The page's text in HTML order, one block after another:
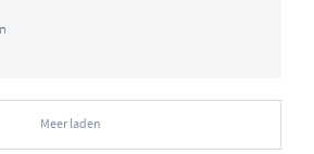
Meer laden